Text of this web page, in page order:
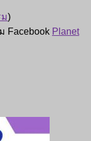
)
Facebook Planet